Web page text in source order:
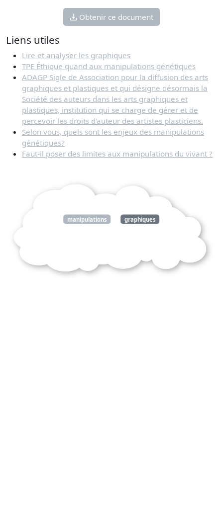
Obtenir ce document
Liens utiles
Lire et analyser les graphiques
TPE Éthique quand aux manipulations génétiques
ADAGP Sigle de Association pour la diffusion des arts
graphiques et plastiques et qui désigne désormais la
Société des auteurs dans les arts graphiques et
plastiques, institution qui se charge de gérer et de
percevoir les droits d'auteur des artistes plasticiens.
Selon vous, quels sont les enjeux des manipulations
génétiques?
Faut-il poser des limites aux manipulations du vivant ?
manipulations graphiques